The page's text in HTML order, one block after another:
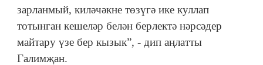
зарланмый, киләчәкне төзүгә ике куллап
тотынган кешеләр белән берлектә нәрсәдер
майтару үзе бер кызык”, - дип аңлатты
Галимҗан.